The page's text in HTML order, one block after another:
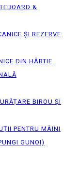
&
ȘI REZERVE
DIN HÂRTIE
BIROU ȘI
PENTRU MÂINI
GUNOI)